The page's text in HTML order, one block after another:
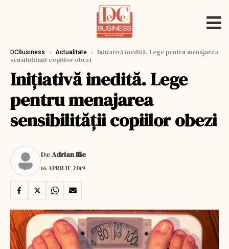
DCBusiness › Actualitate › Inițiativă inedită. Lege pentru menajarea
sensibilității copiilor obezi
Inițiativă inedită. Lege
pentru menajarea
sensibilității copiilor obezi
DeAdrian Ilie
16 APRILIE 2019